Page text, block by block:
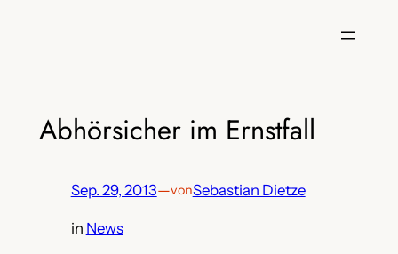
Abhörsicher im Ernstfall
Sep. 29, 2013—vonSebastian Dietze
in News